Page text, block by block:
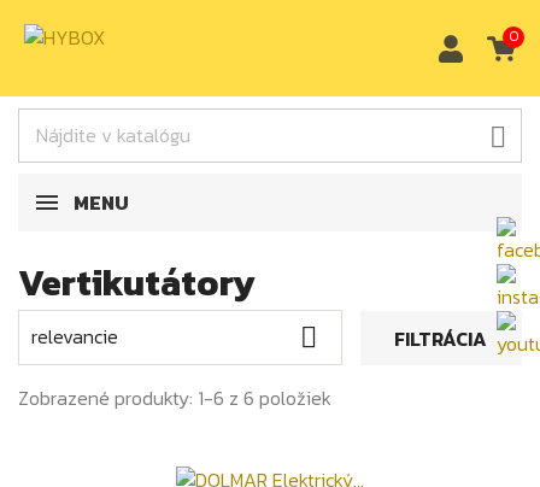

0
MENU
Vertikutátory
relevancie  FILTRÁCIA
Zobrazené produkty: 1-6 z 6 položiek